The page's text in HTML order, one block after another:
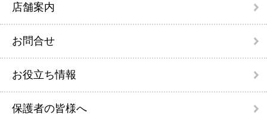
店舗案内
お問合せ
お役立ち情報
保護者の皆様へ